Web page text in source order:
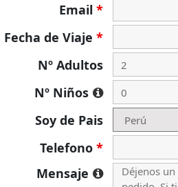
Email*
Fecha de Viaje*
Nº Adultos
Nº Niños
Soy de Pais
Telefono*
Mensaje